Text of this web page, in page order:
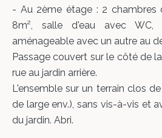
- Au 2ème étage : 2 chambres
8m², salle d'eau avec
aménageable avec un autre au
Passage couvert sur le côté de
rue au jardin arrière.
L'ensemble sur un terrain clos
de large env.), sans vis-à-vis et
du jardin. Abri.